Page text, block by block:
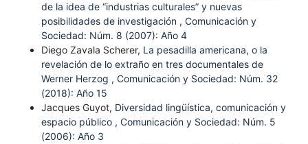
de la idea de “industrias culturales” y nuevas
posibilidades de investigación , Comunicación y
Sociedad: Núm. 8 (2007): Año 4
Diego Zavala Scherer, La pesadilla americana, o la
revelación de lo extraño en tres documentales de
Werner Herzog , Comunicación y Sociedad: Núm. 32
(2018): Año 15
Jacques Guyot, Diversidad lingüística, comunicación y
espacio público , Comunicación y Sociedad: Núm. 5
(2006): Año 3